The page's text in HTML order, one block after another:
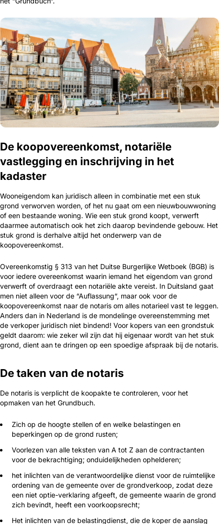
De koopovereenkomst, notariële
vastlegging en inschrijving in het
kadaster
Wooneigendom kan juridisch alleen in combinatie met een stuk
grond verworven worden, of het nu gaat om een nieuwbouwwoning
of een bestaande woning. Wie een stuk grond koopt, verwerft
daarmee automatisch ook het zich daarop bevindende gebouw. Het
stuk grond is derhalve altijd het onderwerp van de
koopovereenkomst.
Overeenkomstig § 313 van het Duitse Burgerlijke Wetboek (BGB) is
voor iedere overeenkomst waarin iemand het eigendom van grond
verwerft of overdraagt een notariële akte vereist. In Duitsland gaat
men niet alleen voor de “Auflassung“, maar ook voor de
koopovereenkomst naar de notaris om alles notarieel vast te leggen.
Anders dan in Nederland is de mondelinge overeenstemming met
de verkoper juridisch niet bindend! Voor kopers van een grondstuk
geldt daarom: wie zeker wil zijn dat hij eigenaar wordt van het stuk
grond, dient aan te dringen op een spoedige afspraak bij de notaris.
De taken van de notaris
De notaris is verplicht de koopakte te controleren, voor het
opmaken van het Grundbuch.
Zich op de hoogte stellen of en welke belastingen en
beperkingen op de grond rusten;
Voorlezen van alle teksten van A tot Z aan de contractanten
voor de bekrachtiging; onduidelijkheden ophelderen;
het inlichten van de verantwoordelijke dienst voor de ruimtelijke
ordening van de gemeente over de grondverkoop, zodat deze
een niet optie-verklaring afgeeft, de gemeente waarin de grond
zich bevindt, heeft een voorkoopsrecht;
Het inlichten van de belastingdienst, die de koper de aanslag